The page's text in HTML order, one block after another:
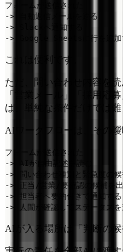
フォームが送信された
-> 自動返信メールを送る
-> Slackへ通知する
これは便利です。
ただ、問い合わせ内容を
「営業メール」「採用応
は、単純な条件だけでは難
AIワークフローは、その曖
フォームが送信された
-> AIが自由記述を読む
-> 問い合わせ種別と緊急度の候
-> 正当/営業/要確認の候補を出
-> 担当者へ要約付きで通知する
AIが入る場所は「判断の候